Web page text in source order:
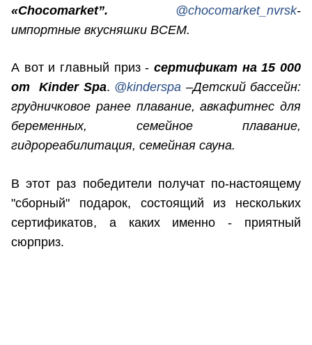
«Chocomarket”. @chocomarket_nvrsk-
импортные вкусняшки ВСЕМ.
А вот и главный приз - сертификат на 15 000
от Kinder Spa. @kinderspa –Детский бассейн:
грудничковое ранее плавание, авкафитнес для
беременных, семейное плавание,
гидрореабилитация, семейная сауна.
В этот раз победители получат по-настоящему
"сборный" подарок, состоящий из нескольких
сертификатов, а каких именно - приятный
сюрприз.